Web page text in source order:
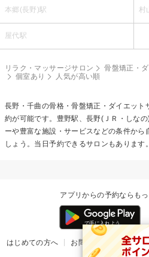
本郷(長野)駅 村
屋代駅
リラク・マッサージサロン 骨盤矯正・
個室あり
人気が高い順
長野・千曲の骨格・骨盤矯正・ダイエット
約が可能です。豊野駅、長野(ＪＲ・しな
ーや豊富な施設・サービスなどの条件から
しょう。当日予約できるサロンもあります。
アプリからの予約ならも
はじめての方へ お問い合わせ ヘルプ
掲載ご希望のサロ